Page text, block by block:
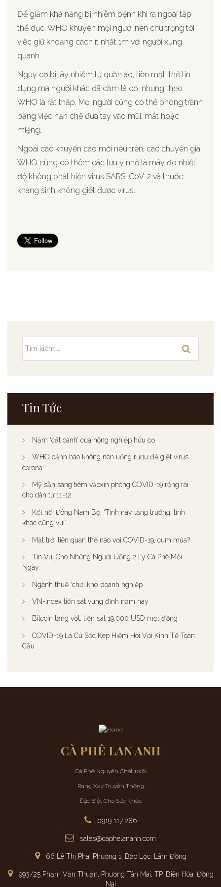
Để giảm khả năng bị nhiễm bệnh khi ra ngoài tập
thể dục, WHO khuyên mọi người nên chú trọng tới
việc giữ khoảng cách ít nhất 1m với người xung
quanh.
Nguy cơ bị lây nhiễm từ quần áo, tiền mặt, thẻ tín
dụng mà người khác đã cầm là có, nhưng theo
WHO là rất thấp. Mọi người cũng có thể phòng tránh
bằng việc hạn chế đưa tay vào mũi, mắt hoặc
miệng.
Ngoài các khuyến cáo mới nêu trên, các chuyên gia
WHO cũng có thêm các lưu ý nhỏ là máy đo nhiệt
độ không phát hiện virus SARS-CoV-2 và thuốc
kháng sinh không giết được virus.
Tin Tức
Năm ‘cất cánh’ của nông nghiệp hữu cơ
WHO cảnh báo không nên uống rượu để giết virus
corona
Mỹ sẵn sàng tiêm vắcxin phòng COVID-19 rộng rãi
cho dân từ 11-12
Kết nối Đông Nam Bộ: ‘Tỉnh này tăng trưởng, tỉnh
khác cũng vui’
Mặt trời liên quan thế nào với COVID-19, cúm mùa?
Tin Vui Cho Những Người Uống 2 Ly Cà Phê Mỗi
Ngày
Ngành thuế ‘chơi khó’ doanh nghiệp
VN-Index tiến sát vùng đỉnh năm nay
Bitcoin tăng vọt, tiến sát 19.000 USD một đồng
COVID-19 Là Cú Sốc Kép Hiếm Hoi Với Kinh Tế Toàn
Cầu
CÀ PHÊ LAN ANH
Cà Phê Nguyên Chất 100%
Rang Xay Truyền Thống
Đặc Biệt Cho Sức Khỏe
0919 117 286
sales@caphelananh.com
66 Lê Thị Pha, Phường 1, Bảo Lộc, Lâm Đồng
993/25 Phạm Văn Thuận, Phường Tân Mai, TP. Biên Hòa, Đồng
Nai